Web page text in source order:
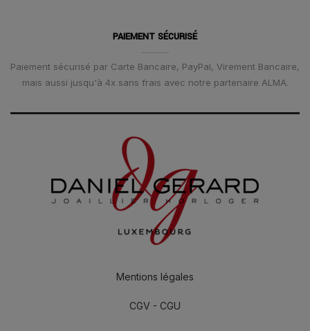
PAIEMENT SÉCURISÉ
Paiement sécurisé par Carte Bancaire, PayPal, Virement Bancaire,
mais aussi jusqu'à 4x sans frais avec notre partenaire ALMA.
Mentions légales
CGV - CGU